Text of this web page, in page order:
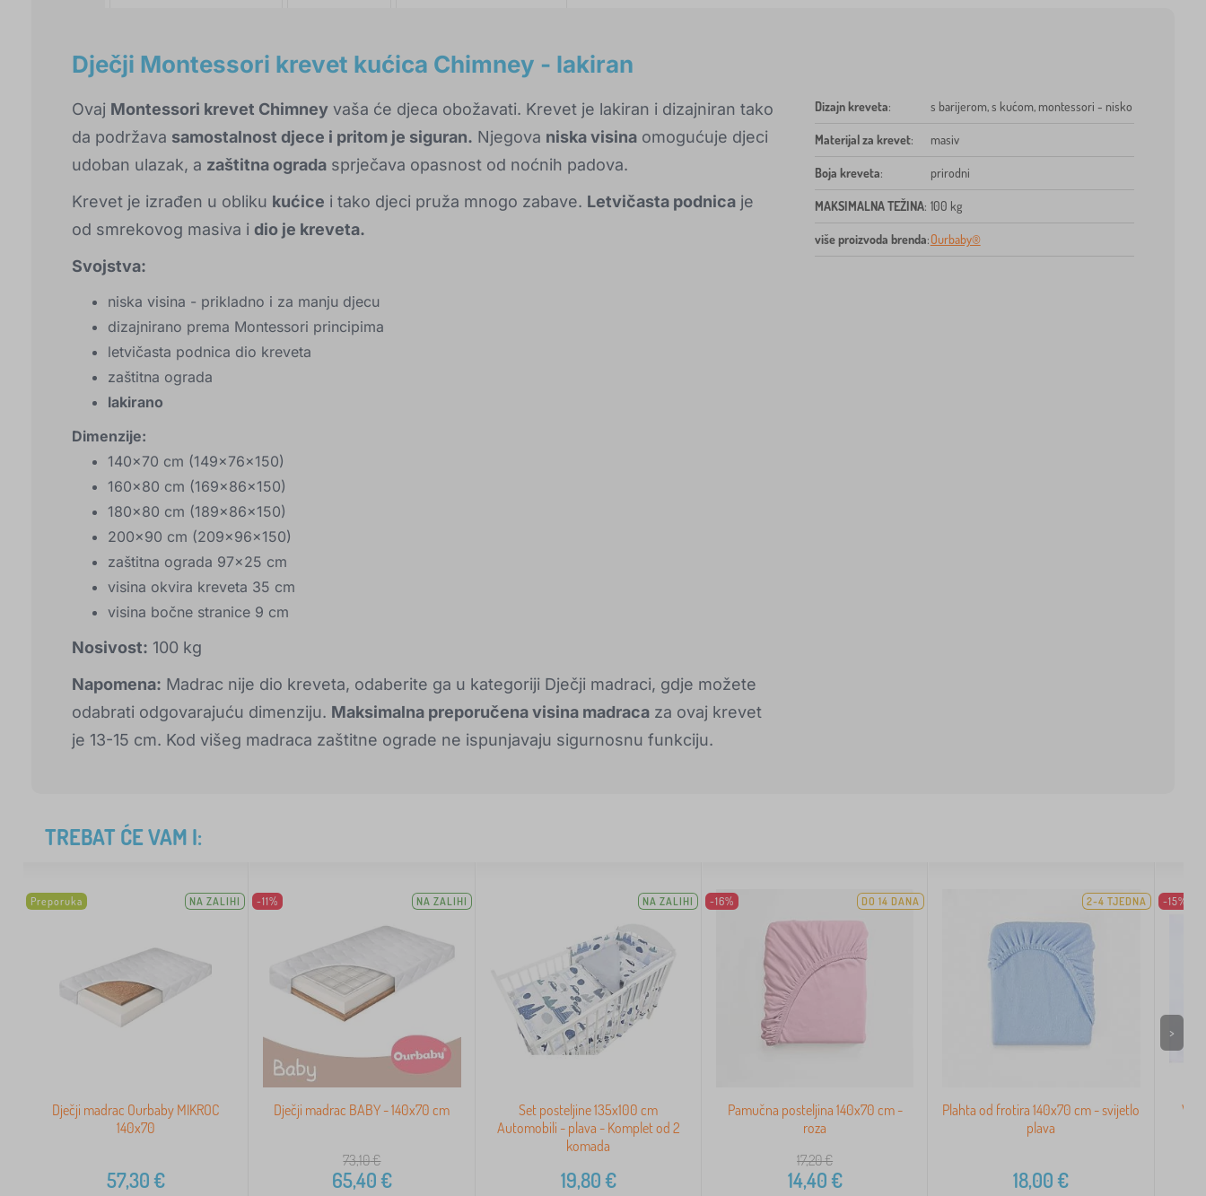
Dječji Montessori krevet kućica Chimney - lakiran
Ovaj Montessori krevet Chimney vaša će djeca obožavati. Krevet je lakiran i dizajniran tako
da podržava samostalnost djece i pritom je siguran. Njegova niska visina omogućuje djeci
udoban ulazak, a zaštitna ograda sprječava opasnost od noćnih padova.
Krevet je izrađen u obliku kućice i tako djeci pruža mnogo zabave. Letvičasta podnica je
od smrekovog masiva i dio je kreveta.
Svojstva:
niska visina - prikladno i za manju djecu
dizajnirano prema Montessori principima
letvičasta podnica dio kreveta
zaštitna ograda
lakirano
Dimenzije:
140x70 cm (149x76x150)
160x80 cm (169x86x150)
180x80 cm (189x86x150)
200x90 cm (209x96x150)
zaštitna ograda 97x25 cm
visina okvira kreveta 35 cm
visina bočne stranice 9 cm
Nosivost: 100 kg
Napomena: Madrac nije dio kreveta, odaberite ga u kategoriji Dječji madraci, gdje možete
odabrati odgovarajuću dimenziju. Maksimalna preporučena visina madraca za ovaj krevet
je 13-15 cm. Kod višeg madraca zaštitne ograde ne ispunjavaju sigurnosnu funkciju.
Dizajn kreveta: s barijerom, s kućom, montessori - nisko
Materijal za krevet: masiv
Boja kreveta: prirodni
MAKSIMALNA TEŽINA: 100 kg
više proizvoda brenda:Ourbaby®
TREBAT ĆE VAM I:
Preporuka NA ZALIHI
Dječji madrac Ourbaby MIKROC
140x70
57,30€
-11% NA ZALIHI
Dječji madrac BABY - 140x70 cm
73,10€
65,40€
NA ZALIHI
Set posteljine 135x100 cm
Automobili - plava - Komplet od 2
komada
19,80€
-16% DO 14 DANA
Pamučna posteljina 140x70 cm -
roza
17,20€
14,40€
2-4 TJEDNA
Plahta od frotira 140x70 cm - svijetlo
plava
18,00€
-15%
>